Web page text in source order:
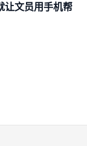
让文员用手机帮